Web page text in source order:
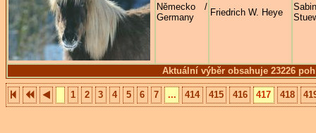
Aktuální výběr obsahuje 23226
Německo /
Germany
Friedrich W. Heye
1 2 3 4 5 6 7 ... 414 415 416 417 418